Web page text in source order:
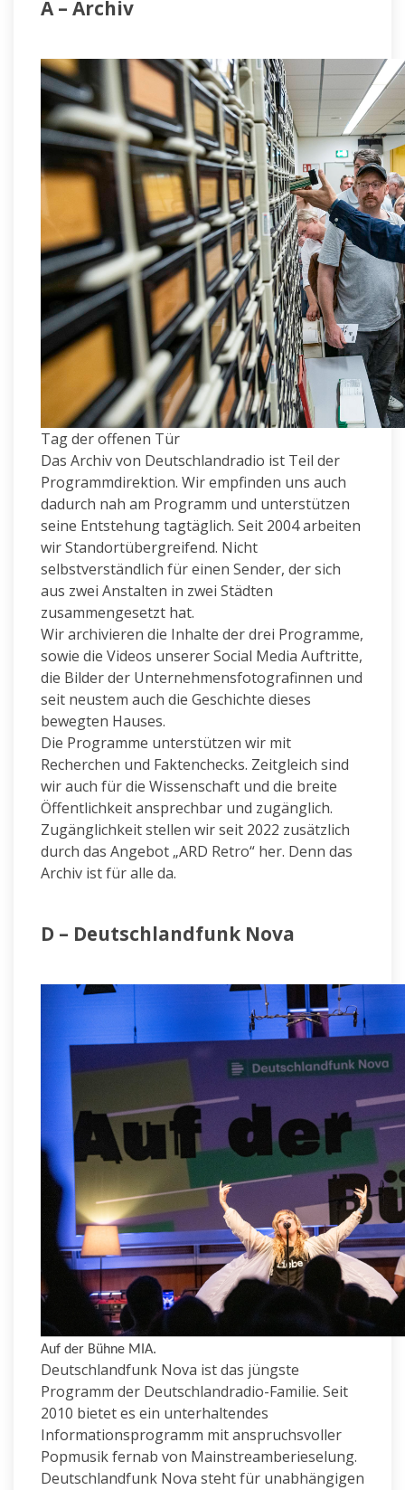
A – Archiv
Tag der offenen Tür
Das Archiv von Deutschlandradio ist Teil der
Programmdirektion. Wir empfinden uns auch
dadurch nah am Programm und unterstützen
seine Entstehung tagtäglich. Seit 2004 arbeiten
wir Standortübergreifend. Nicht
selbstverständlich für einen Sender, der sich
aus zwei Anstalten in zwei Städten
zusammengesetzt hat.
Wir archivieren die Inhalte der drei Programme,
sowie die Videos unserer Social Media Auftritte,
die Bilder der Unternehmensfotografinnen und
seit neustem auch die Geschichte dieses
bewegten Hauses.
Die Programme unterstützen wir mit
Recherchen und Faktenchecks. Zeitgleich sind
wir auch für die Wissenschaft und die breite
Öffentlichkeit ansprechbar und zugänglich.
Zugänglichkeit stellen wir seit 2022 zusätzlich
durch das Angebot „ARD Retro“ her. Denn das
Archiv ist für alle da.
D – Deutschlandfunk Nova
Auf der Bühne MIA.
Deutschlandfunk Nova ist das jüngste
Programm der Deutschlandradio-Familie. Seit
2010 bietet es ein unterhaltendes
Informationsprogramm mit anspruchsvoller
Popmusik fernab von Mainstreamberieselung.
Deutschlandfunk Nova steht für unabhängigen